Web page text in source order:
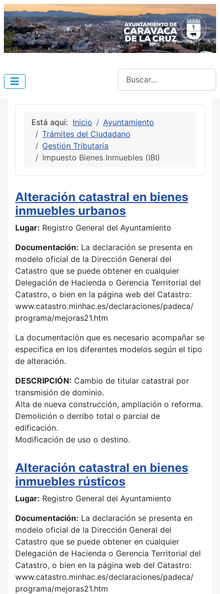
Está aquí: Inicio
Ayuntamiento
Trámites del Ciudadano
Gestión Tributaria
Impuesto Bienes Inmuebles (IBI)
Alteración catastral en bienes
inmuebles urbanos
Lugar: Registro General del Ayuntamiento
Documentación: La declaración se presenta en
modelo oficial de la Dirección General del
Catastro que se puede obtener en cualquier
Delegación de Hacienda o Gerencia Territorial del
Catastro, o bien en la página web del Catastro:
www.catastro.minhac.es/declaraciones/padeca/
programa/mejoras21.htm
La documentación que es necesario acompañar se
especifica en los diferentes modelos según el tipo
de alteración.
DESCRIPCIÓN: Cambio de titular catastral por
transmisión de dominio.
Alta de nueva construcción, ampliación o reforma.
Demolición o derribo total o parcial de
edificación.
Modificación de uso o destino.
Alteración catastral en bienes
inmuebles rústicos
Lugar: Registro General del Ayuntamiento
Documentación: La declaración se presenta en
modelo oficial de la Dirección General del
Catastro que se puede obtener en cualquier
Delegación de Hacienda o Gerencia Territorial del
Catastro, o bien en la página web del Catastro:
www.catastro.minhac.es/declaraciones/padeca/
programa/mejoras21.htm